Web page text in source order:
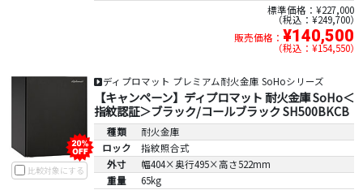
標準価格：¥227,000
税込：¥249,700
販売価格： ¥140,500
税込：¥154,550
比較対象にする
ディプロマット プレミアム耐火金庫 SoHoシリーズ
【キャンペーン】ディプロマット 耐火金庫 SoHo＜
指紋認証＞ブラック/コールブラック SH500BKCB
種類
耐火金庫
ロック
指紋照合式
外寸
幅404×奥行495×高さ522mm
重量
65kg